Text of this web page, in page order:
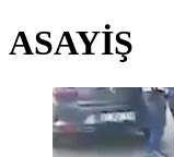
ASAYİŞ